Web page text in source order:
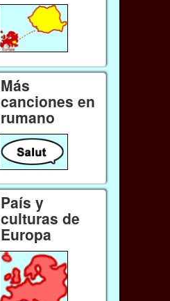
Más
canciones en
rumano
País y
culturas de
Europa